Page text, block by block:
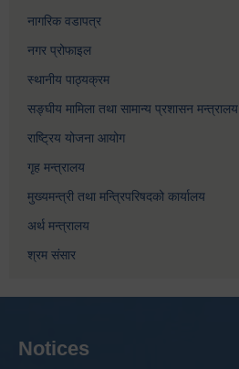
नागरिक वडापत्र
नगर प्रोफाइल
स्थानीय पाठ्यक्रम
सङ्घीय मामिला तथा सामान्य प्रशासन मन्त्रालय
राष्ट्रिय योजना आयोग
गृह मन्त्रालय
मुख्यमन्त्री तथा मन्त्रिपरिषदको कार्यालय
अर्थ मन्त्रालय
श्रम संसार
Notices